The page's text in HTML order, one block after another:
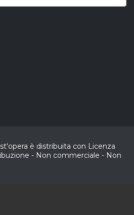
è distribuita con Licenza
- Non commerciale - Non